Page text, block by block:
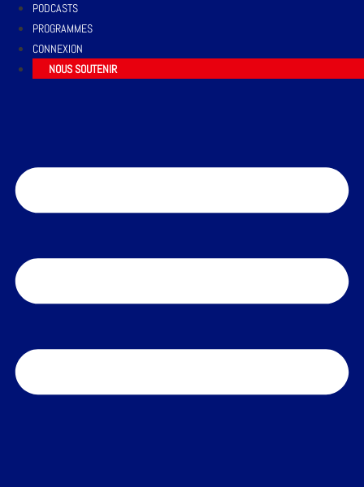
PODCASTS
PROGRAMMES
CONNEXION
NOUS SOUTENIR